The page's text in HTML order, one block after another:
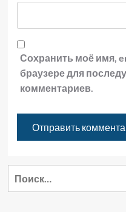
Сохранить моё имя,
браузере для
комментариев.